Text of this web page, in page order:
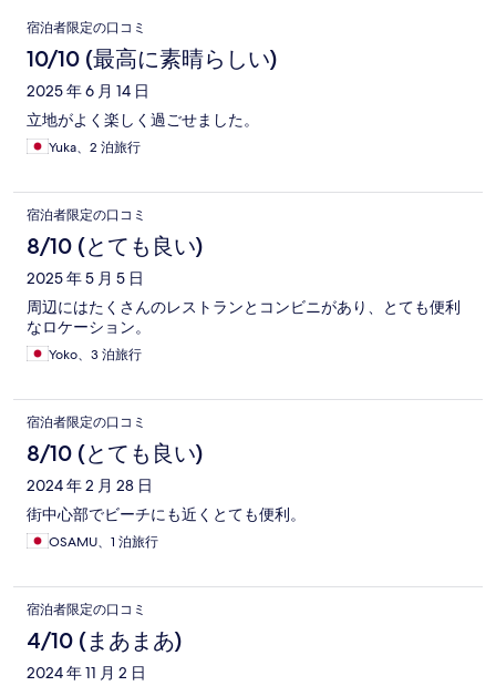
口
コ
ミ
宿泊者限定の口コミ
10/10 (最高に素晴らしい)
2025 年 6 月 14 日
立地がよく楽しく過ごせました。
Yuka、2 泊旅行
宿泊者限定の口コミ
8/10 (とても良い)
2025 年 5 月 5 日
周辺にはたくさんのレストランとコンビニがあり、とても便利
なロケーション。
Yoko、3 泊旅行
宿泊者限定の口コミ
8/10 (とても良い)
2024 年 2 月 28 日
街中心部でビーチにも近くとても便利。
OSAMU、1 泊旅行
宿泊者限定の口コミ
4/10 (まあまあ)
2024 年 11 月 2 日